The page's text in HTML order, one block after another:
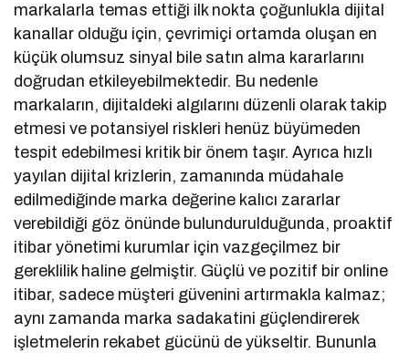
markalarla temas ettiği ilk nokta çoğunlukla dijital
kanallar olduğu için, çevrimiçi ortamda oluşan en
küçük olumsuz sinyal bile satın alma kararlarını
doğrudan etkileyebilmektedir. Bu nedenle
markaların, dijitaldeki algılarını düzenli olarak takip
etmesi ve potansiyel riskleri henüz büyümeden
tespit edebilmesi kritik bir önem taşır. Ayrıca hızlı
yayılan dijital krizlerin, zamanında müdahale
edilmediğinde marka değerine kalıcı zararlar
verebildiği göz önünde bulundurulduğunda, proaktif
itibar yönetimi kurumlar için vazgeçilmez bir
gereklilik haline gelmiştir. Güçlü ve pozitif bir online
itibar, sadece müşteri güvenini artırmakla kalmaz;
aynı zamanda marka sadakatini güçlendirerek
işletmelerin rekabet gücünü de yükseltir. Bununla